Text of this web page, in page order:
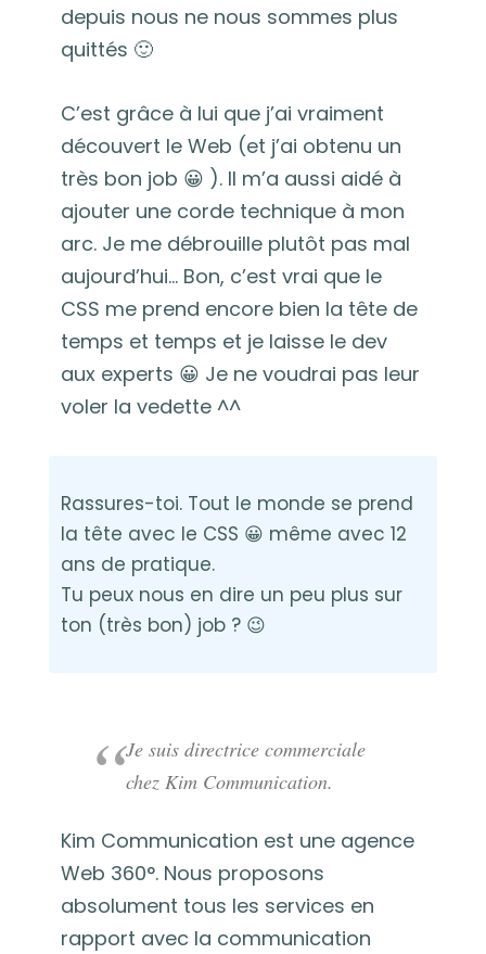
depuis nous ne nous sommes plus
quittés 🙂
C’est grâce à lui que j’ai vraiment
découvert le Web (et j’ai obtenu un
très bon job 😀 ). Il m’a aussi aidé à
ajouter une corde technique à mon
arc. Je me débrouille plutôt pas mal
aujourd’hui… Bon, c’est vrai que le
CSS me prend encore bien la tête de
temps et temps et je laisse le dev
aux experts 😀 Je ne voudrai pas leur
voler la vedette ^^
Rassures-toi. Tout le monde se prend
la tête avec le CSS 😀 même avec 12
ans de pratique.
Tu peux nous en dire un peu plus sur
ton (très bon) job ? 😉
Je suis directrice commerciale
chez Kim Communication.
Kim Communication est une agence
Web 360°. Nous proposons
absolument tous les services en
rapport avec la communication